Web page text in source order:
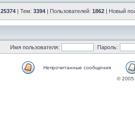
25374 | Тем: 3394 | Пользователей: 1862 | Новый
Имя пользователя: Пароль:
Непрочитанные сообщения
©